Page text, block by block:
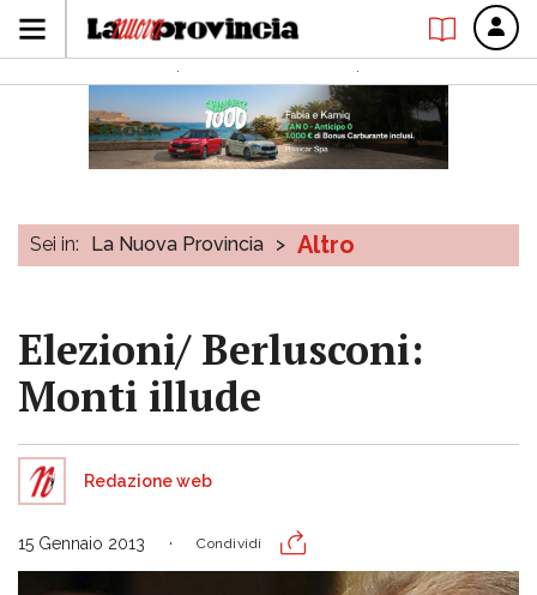
Sei in: La Nuova Provincia > Altro
Elezioni/ Berlusconi:
Monti illude
Redazione web
15 Gennaio 2013 Condividi